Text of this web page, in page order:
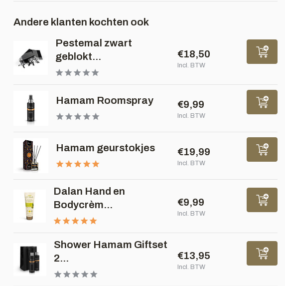
Andere klanten kochten ook
Pestemal zwart
geblokt...
€18,50
Incl. BTW
Hamam Roomspray €9,99
Incl. BTW
Hamam geurstokjes €19,99
Incl. BTW
Dalan Hand en
Bodycrèm...
€9,99
Incl. BTW
Shower Hamam Giftset
2...
€13,95
Incl. BTW